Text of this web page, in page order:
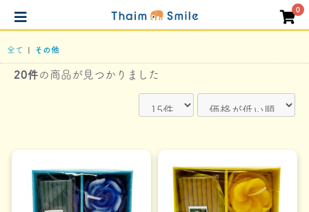
0
全て | その他
20件の商品が見つかりました